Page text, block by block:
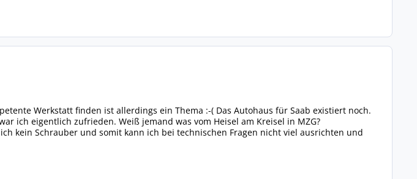
Werkstatt finden ist allerdings ein Thema :-( Das Autohaus für Saab existiert noch.
ich eigentlich zufrieden. Weiß jemand was vom Heisel am Kreisel in MZG?
kein Schrauber und somit kann ich bei technischen Fragen nicht viel ausrichten und